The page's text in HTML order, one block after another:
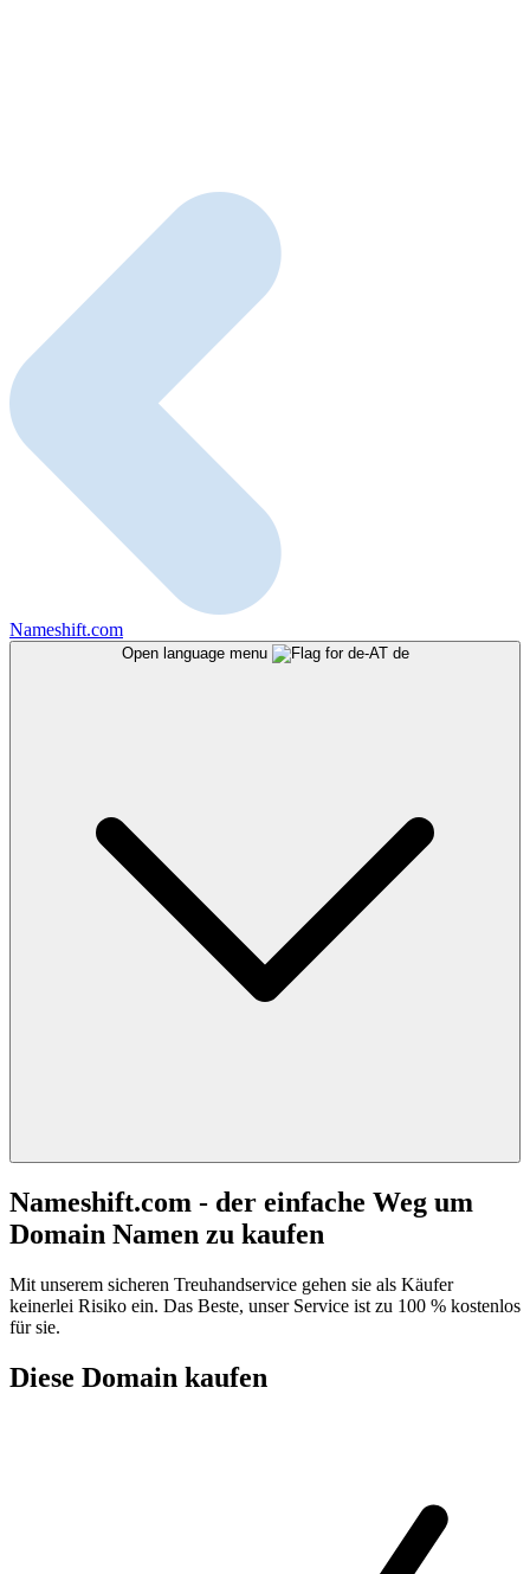
Nameshift.com
Open language menu de
Nameshift.com - der einfache Weg um
Domain Namen zu kaufen
Mit unserem sicheren Treuhandservice gehen sie als Käufer
keinerlei Risiko ein. Das Beste, unser Service ist zu 100 % kostenlos
für sie.
Diese Domain kaufen